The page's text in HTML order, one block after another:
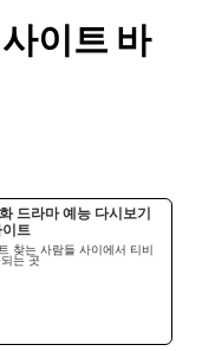
이트 바
드라마 예능 다시보기
트
찾는 사람들 사이에서 티비
는 곳